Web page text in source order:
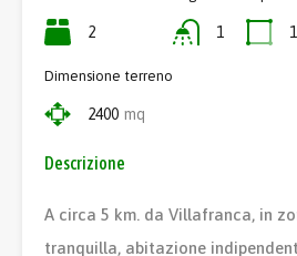
2 1
Dimensione terreno
2400 mq
Descrizione
A circa 5 km. da Villafranca, in
tranquilla, abitazione